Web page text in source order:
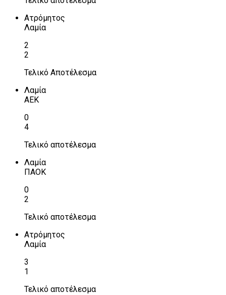
Ατρόμητος
Λαμία
2
2
Τελικό Αποτέλεσμα
Λαμία
ΑΕΚ
0
4
Τελικό αποτέλεσμα
Λαμία
ΠΑΟΚ
0
2
Τελικό αποτέλεσμα
Ατρόμητος
Λαμία
3
1
Τελικό αποτέλεσμα